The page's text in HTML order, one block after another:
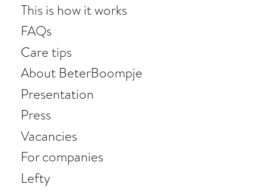
This is how it works
FAQs
Care tips
About BeterBoompje
Presentation
Press
Vacancies
For companies
Lefty